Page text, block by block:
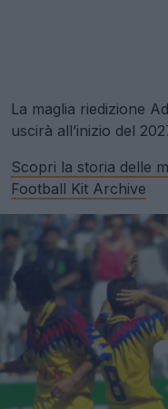
La maglia riedizione
uscirà all’inizio del
Scopri la storia delle
Football Kit Archive